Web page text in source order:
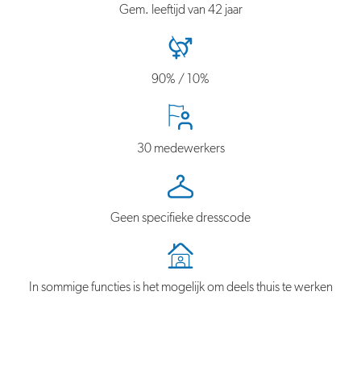
Gem. leeftijd van 42 jaar
90% / 10%
30 medewerkers
Geen specifieke dresscode
In sommige functies is het mogelijk om deels thuis te werken